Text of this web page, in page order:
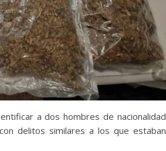
a dos hombres de nacionalidad
delitos similares a los que estaban